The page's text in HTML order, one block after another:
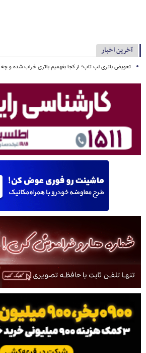
آخرین اخبار
تعویض باتری لپ تاپ؛ از کجا بفهمیم باتری خراب شده و چه